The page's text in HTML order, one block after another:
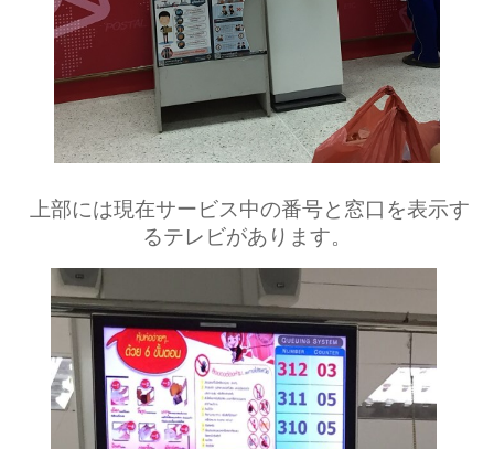
上部には現在サービス中の番号と窓口を表示す
るテレビがあります。